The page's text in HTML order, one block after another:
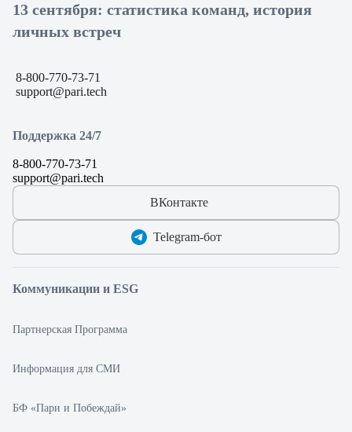
13 сентября: статистика команд, история
личных встреч
8-800-770-73-71
support@pari.tech
Поддержка 24/7
8-800-770-73-71
support@pari.tech
ВКонтакте
Telegram‑бот
Коммуникации и ESG
Партнерская Программа
Информация для СМИ
БФ «Пари и Побеждай»